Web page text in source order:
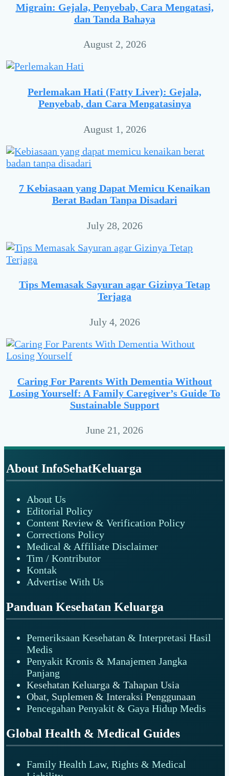
Migrain: Gejala, Penyebab, Cara Mengatasi,
dan Tanda Bahaya
August 2, 2026
Perlemakan Hati (Fatty Liver): Gejala,
Penyebab, dan Cara Mengatasinya
August 1, 2026
7 Kebiasaan yang Dapat Memicu Kenaikan
Berat Badan Tanpa Disadari
July 28, 2026
Tips Memasak Sayuran agar Gizinya Tetap
Terjaga
July 4, 2026
Caring For Parents With Dementia Without
Losing Yourself: A Family Caregiver’s Guide To
Sustainable Support
June 21, 2026
Footer
About InfoSehatKeluarga
About Us
Editorial Policy
Content Review & Verification Policy
Corrections Policy
Medical & Affiliate Disclaimer
Tim / Kontributor
Kontak
Advertise With Us
Panduan Kesehatan Keluarga
Pemeriksaan Kesehatan & Interpretasi Hasil
Medis
Penyakit Kronis & Manajemen Jangka
Panjang
Kesehatan Keluarga & Tahapan Usia
Obat, Suplemen & Interaksi Penggunaan
Pencegahan Penyakit & Gaya Hidup Medis
Global Health & Medical Guides
Family Health Law, Rights & Medical